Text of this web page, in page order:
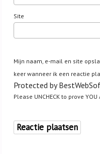
Site
Mijn naam, e-mail en site
keer wanneer ik een reactie
Protected by
Please UNCHECK to prove